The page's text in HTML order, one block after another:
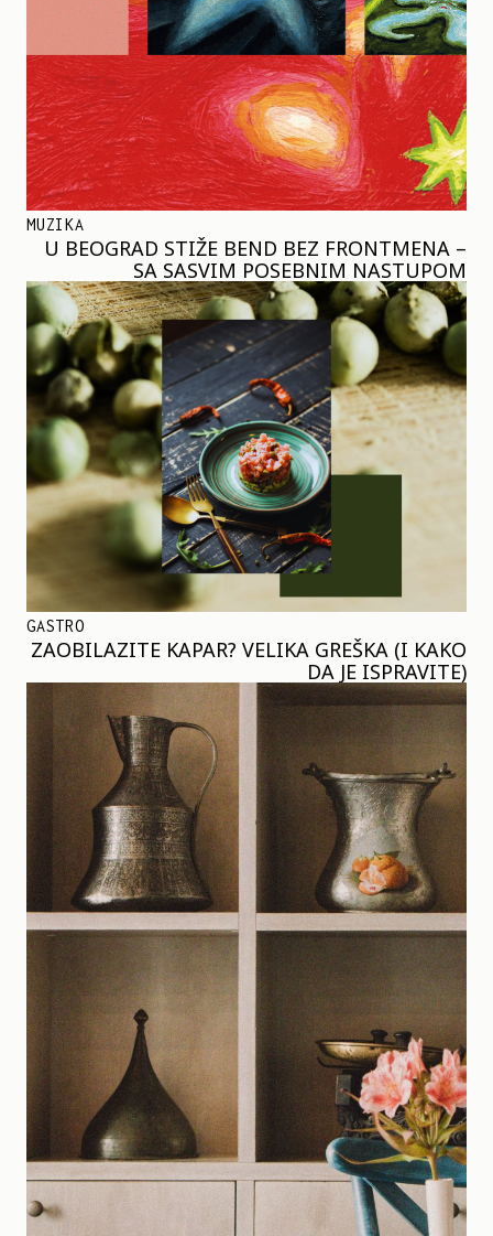
MUZIKA
U BEOGRAD STIŽE BEND BEZ FRONTMENA –
SA SASVIM POSEBNIM NASTUPOM
GASTRO
ZAOBILAZITE KAPAR? VELIKA GREŠKA (I KAKO
DA JE ISPRAVITE)